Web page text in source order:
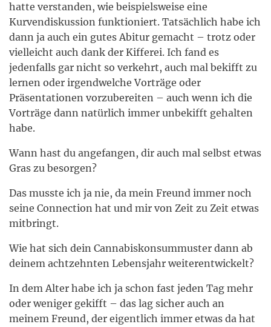
hatte verstanden, wie beispielsweise eine
Kurvendiskussion funktioniert. Tatsächlich habe ich
dann ja auch ein gutes Abitur gemacht – trotz oder
vielleicht auch dank der Kifferei. Ich fand es
jedenfalls gar nicht so verkehrt, auch mal bekifft zu
lernen oder irgendwelche Vorträge oder
Präsentationen vorzubereiten – auch wenn ich die
Vorträge dann natürlich immer unbekifft gehalten
habe.
Wann hast du angefangen, dir auch mal selbst etwas
Gras zu besorgen?
Das musste ich ja nie, da mein Freund immer noch
seine Connection hat und mir von Zeit zu Zeit etwas
mitbringt.
Wie hat sich dein Cannabiskonsummuster dann ab
deinem achtzehnten Lebensjahr weiterentwickelt?
In dem Alter habe ich ja schon fast jeden Tag mehr
oder weniger gekifft – das lag sicher auch an
meinem Freund, der eigentlich immer etwas da hat